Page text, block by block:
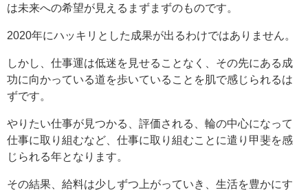
は未来への希望が見えるまずまずのものです。
2020年にハッキリとした成果が出るわけではありません。
しかし、仕事運は低迷を見せることなく、その先にある成
功に向かっている道を歩いていることを肌で感じられるは
ずです。
やりたい仕事が見つかる、評価される、輪の中心になって
仕事に取り組むなど、仕事に取り組むことに遣り甲斐を感
じられる年となります。
その結果、給料は少しずつ上がっていき、生活を豊かにす